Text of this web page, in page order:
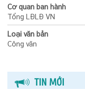
Cơ quan ban hành
Tổng LĐLĐ VN
Loại văn bản
Công văn
TIN MỚI